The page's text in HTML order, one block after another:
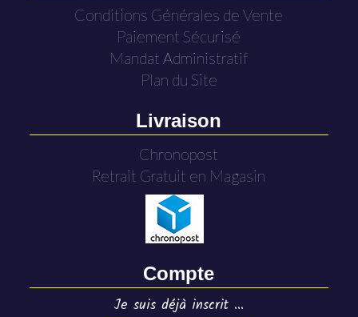
Conditions Générales de Vente
Paiement Sécurisé
Mandat Administratif
Plan du Site
Livraison
Chronopost
Retrait Gratuit en Magasin
Compte
Je suis déjà inscrit ...